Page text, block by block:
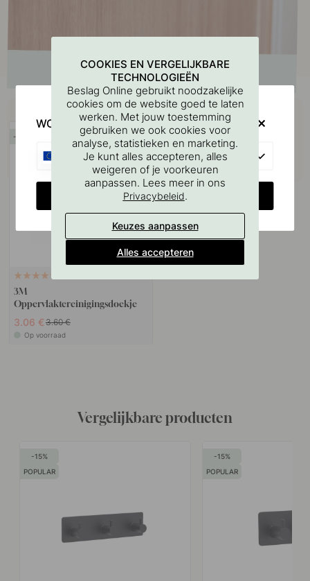
Koop samen met
3M
Oppervlaktereinigingsdoekje
3.06 € 3.60 €
Op voorraad
Vergelijkbare producten
15
POPULAR
15
POPULAR
COOKIES EN VERGELIJKBARE
TECHNOLOGIEËN
Beslag Online gebruikt noodzakelijke
cookies om de website goed te laten
werken. Met jouw toestemming
gebruiken we ook cookies voor
analyse, statistieken en marketing.
Je kunt alles accepteren, alles
weigeren of je voorkeuren
aanpassen. Lees meer in ons
Privacybeleid.
Keuzes aanpassen
Alles accepteren
WOULD YOU RATHER VISIT?
CHANGE COUNTRY